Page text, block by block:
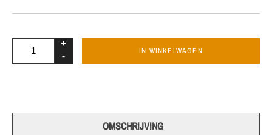
+
-
IN WINKELWAGEN
OMSCHRIJVING